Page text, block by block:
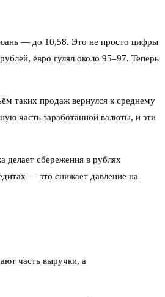
юань — до 10,58. Это не просто цифры
евро гулял около 95–97. Теперь
таких продаж вернулся к среднему
часть заработанной валюты, и эти
делает сбережения в рублях
— это снижает давление на
часть выручки, а